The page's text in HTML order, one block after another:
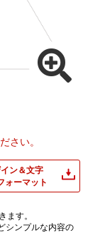
さい。
ン＆文字
ォーマット
ます。
シンプルな内容の